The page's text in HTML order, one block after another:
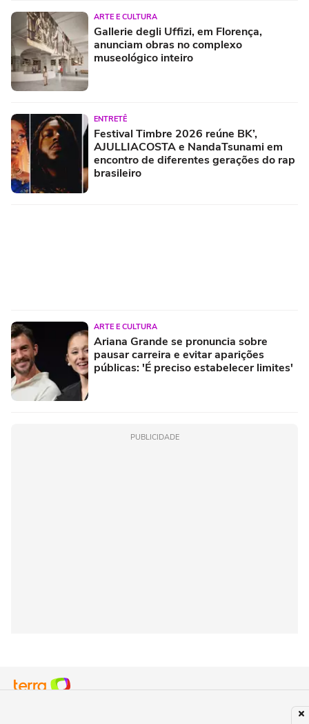
ARTE E CULTURA
Gallerie degli Uffizi, em Florença,
anunciam obras no complexo
museológico inteiro
ENTRETÊ
Festival Timbre 2026 reúne BK’,
AJULLIACOSTA e NandaTsunami em
encontro de diferentes gerações do rap
brasileiro
ARTE E CULTURA
Ariana Grande se pronuncia sobre
pausar carreira e evitar aparições
públicas: 'É preciso estabelecer limites'
PUBLICIDADE